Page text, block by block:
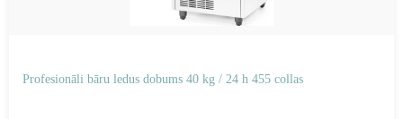
Profesionāli bāru ledus dobums 40 kg / 24 h 455 collas